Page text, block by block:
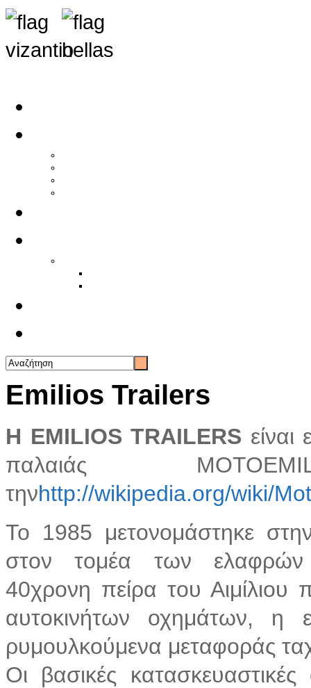
Εmilios Trailers
Η EMILIOS TRAILERS είναι
παλαιάς
τηνhttp://wikipedia.org/wiki/
Το 1985 μετονομάστηκε
στον τομέα των ελαφρών
40χρονη πείρα του
αυτοκινήτων οχημάτων, η
ρυμουλκούμενα μεταφοράς
Οι βασικές